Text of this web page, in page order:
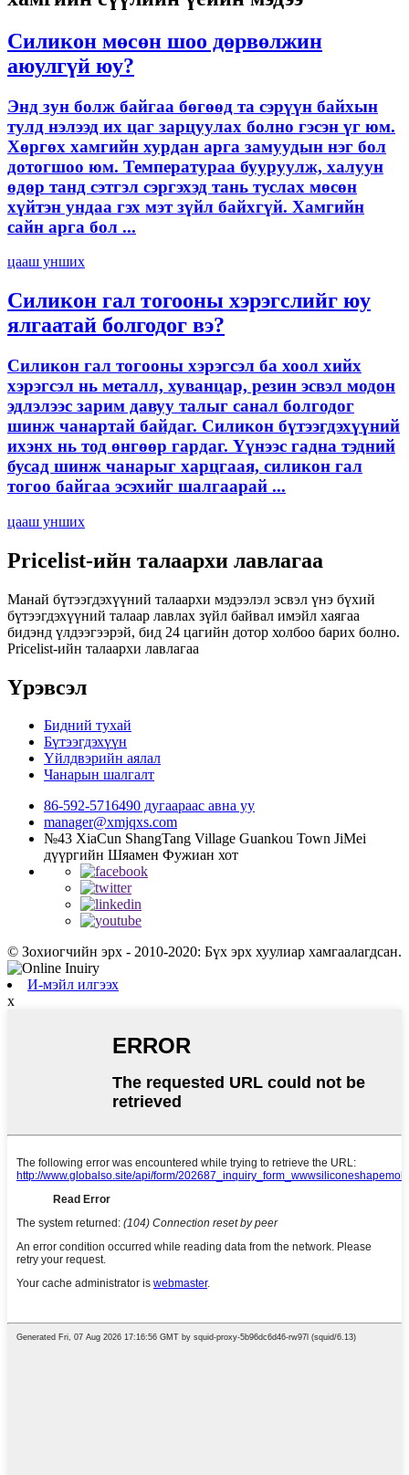
Силикон мөсөн шоо дөрвөлжин
аюулгүй юу?
Энд зун болж байгаа бөгөөд та сэрүүн байхын
тулд нэлээд их цаг зарцуулах болно гэсэн үг юм.
Хөргөх хамгийн хурдан арга замуудын нэг бол
дотогшоо юм. Температураа бууруулж, халуун
өдөр танд сэтгэл сэргэхэд тань туслах мөсөн
хүйтэн ундаа гэх мэт зүйл байхгүй. Хамгийн
сайн арга бол ...
цааш унших
Силикон гал тогооны хэрэгслийг юу
ялгаатай болгодог вэ?
Силикон гал тогооны хэрэгсэл ба хоол хийх
хэрэгсэл нь металл, хуванцар, резин эсвэл модон
эдлэлээс зарим давуу талыг санал болгодог
шинж чанартай байдаг. Силикон бүтээгдэхүүний
ихэнх нь тод өнгөөр ​​гардаг. Үүнээс гадна тэдний
бусад шинж чанарыг харцгаая, силикон гал
тогоо байгаа эсэхийг шалгаарай ...
цааш унших
Pricelist-ийн талаархи лавлагаа
Манай бүтээгдэхүүний талаархи мэдээлэл эсвэл үнэ бүхий
бүтээгдэхүүний талаар лавлах зүйл байвал имэйл хаягаа
бидэнд үлдээгээрэй, бид 24 цагийн дотор холбоо барих болно.
Pricelist-ийн талаархи лавлагаа
Үрэвсэл
Бидний тухай
Бүтээгдэхүүн
Үйлдвэрийн аялал
Чанарын шалгалт
86-592-5716490 дугаараас авна уу
manager@xmjqxs.com
№43 XiaCun ShangTang Village Guankou Town JiMei
дүүргийн Шяамен Фужиан хот
© Зохиогчийн эрх - 2010-2020: Бүх эрх хуулиар хамгаалагдсан.
И-мэйл илгээх
x